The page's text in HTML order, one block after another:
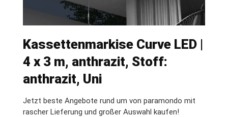
Kassettenmarkise Curve LED |
4 x 3 m, anthrazit, Stoff:
anthrazit, Uni
Jetzt beste Angebote rund um von paramondo mit
rascher Lieferung und großer Auswahl kaufen!